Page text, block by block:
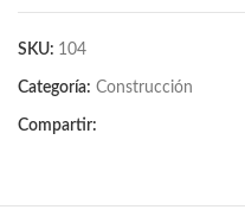
SKU: 104
Categoría: Construcción
Compartir: